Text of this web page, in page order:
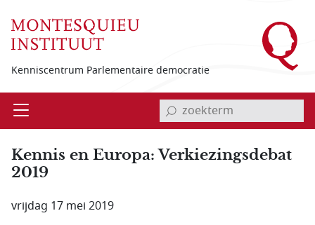
Kenniscentrum Parlementaire democratie
Open invoerveld zoekterm
Kennis en Europa: Verkiezingsdebat
2019
vrijdag 17 mei 2019